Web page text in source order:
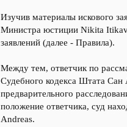
Изучив материалы искового
Министра юстиции Nikita
заявлений (далее - Правила).
Между тем, ответчик по
Судебного кодекса Штата Сан
предварительного
положение ответчика, суд
Andreas.